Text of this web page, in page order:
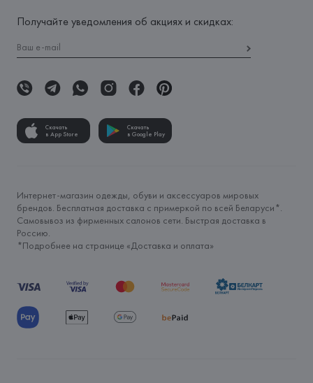
Получайте уведомления об акциях и скидках:
Скачать
в App Store
Скачать
в Google Play
Интернет-магазин одежды, обуви и аксессуаров мировых
брендов. Бесплатная доставка с примеркой по всей Беларуси*.
Самовывоз из фирменных салонов сети. Быстрая доставка в
Россию.
*Подробнее на странице «Доставка и оплата»